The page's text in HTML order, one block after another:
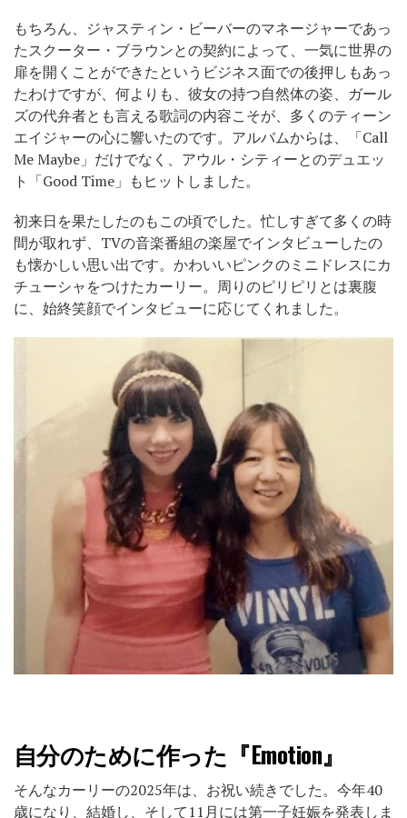
もちろん、ジャスティン・ビーバーのマネージャーであっ
たスクーター・ブラウンとの契約によって、一気に世界の
扉を開くことができたというビジネス面での後押しもあっ
たわけですが、何よりも、彼女の持つ自然体の姿、ガール
ズの代弁者とも言える歌詞の内容こそが、多くのティーン
エイジャーの心に響いたのです。アルバムからは、
「Call
Me Maybe」だけでなく、 アウル・シティーとのデュエッ
ト「Good Time」もヒットしました。
初来日を果たしたのもこの頃でした。忙しすぎて多くの時
間が取れず、TVの音楽番組の楽屋でインタビューしたの
も懐かしい思い出です。かわいいピンクのミニドレスにカ
チューシャをつけたカーリー。周りのピリピリとは裏腹
に、始終笑顔でインタビューに応じてくれました。
自分のために作った 『Emotion』
そんなカーリーの2025年は、お祝い続きでした。今年40
歳になり、結婚し、そして11月には第一子妊娠を発表しま